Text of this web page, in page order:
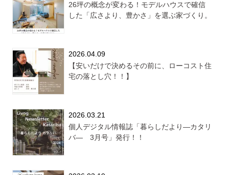
26坪の概念が変わる！モデルハウスで確信
した「広さより、豊かさ」を選ぶ家づくり。
2026.04.09
【安いだけで決めるその前に、ローコスト住
宅の落とし穴！！】
2026.03.21
個人デジタル情報誌「暮らしだより―カタリ
バ― 3月号」発行！！